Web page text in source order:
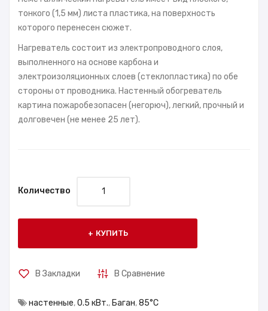
тонкого (1,5 мм) листа пластика, на поверхность
которого перенесен сюжет.
Нагреватель состоит из электропроводного слоя,
выполненного на основе карбона и
электроизоляционных слоев (стеклопластика) по обе
стороны от проводника. Настенный обогреватель
картина пожаробезопасен (негорюч), легкий, прочный и
долговечен (не менее 25 лет).
Количество
КУПИТЬ
В Закладки В Сравнение
настенные,0.5 кВт., Баган,85°С